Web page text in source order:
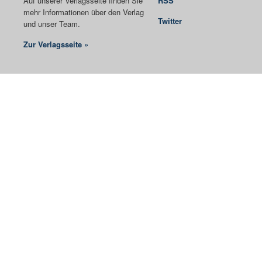
mehr Informationen über den Verlag
und unser Team.
Zur Verlagsseite »
Twitter